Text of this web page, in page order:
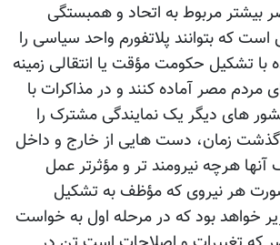
بیشتر مربوط به اتحاد و همبستگی
که بتوانند پلاتفورم واحد سیاسی را
با تشکیل حکومت مؤقت یا انتقالی زمینه
مردم مصر آماده کنند و در مذاکرات با
های دیگر یک نمایندگی مشترک را
گذشت زمان، دست هایی از خارج و داخل
هرچه نیرومند تر و مؤثرتر عمل
هر نیروی که مؤظف به تشکیل
خواهد بود که در مرحله اول به خواست